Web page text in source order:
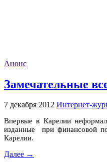
Анонс
Замечательные
7 декабря 2012 Интернет-
Впервые в Карелии
изданные при финансовой
Карелии.
Далее →